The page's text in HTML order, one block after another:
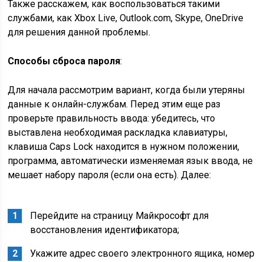
Также расскажем, как воспользоваться такими
службами, как Xbox Live, Outlook.com, Skype, OneDrive
для решения данной проблемы.
Способы сброса пароля:
Для начала рассмотрим вариант, когда были утеряны
данные к онлайн-службам. Перед этим еще раз
проверьте правильность ввода: убедитесь, что
выставлена необходимая раскладка клавиатуры,
клавиша Caps Lock находится в нужном положении,
программа, автоматически изменяемая язык ввода, не
мешает набору пароля (если она есть). Далее:
Перейдите на страницу Майкрософт для
восстановления идентификатора;
Укажите адрес своего электронного ящика, номер